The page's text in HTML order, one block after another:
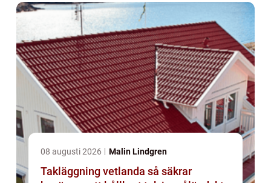
08 augusti 2026 Malin Lindgren
Takläggning vetlanda så säkrar